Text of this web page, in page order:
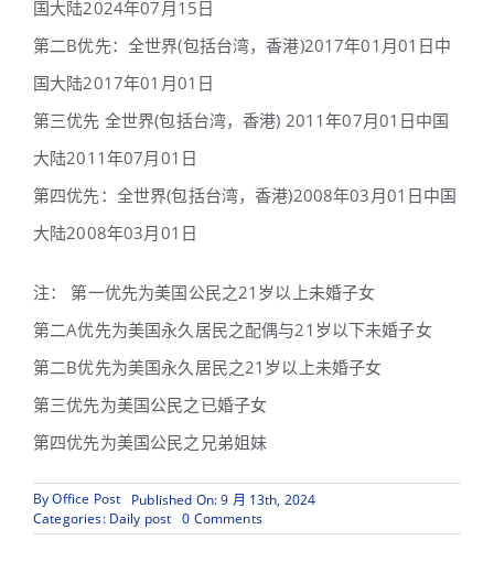
国大陆2024年07月15日
第二B优先：全世界(包括台湾，香港)2017年01月01日中
国大陆2017年01月01日
第三优先 全世界(包括台湾，香港) 2011年07月01日中国
大陆2011年07月01日
第四优先：全世界(包括台湾，香港)2008年03月01日中国
大陆2008年03月01日
注： 第一优先为美国公民之21岁以上未婚子女
第二A优先为美国永久居民之配偶与21岁以下未婚子女
第二B优先为美国永久居民之21岁以上未婚子女
第三优先为美国公民之已婚子女
第四优先为美国公民之兄弟姐妹
ByOffice Post
Published On: 9 月 13th, 2024
Categories: Daily post 0 Commentson
2024